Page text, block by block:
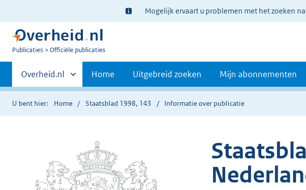
Ter
informatie:
Mogelijk ervaart u problemen met het zoeken
U
Publicaties Officiële publicaties
Primaire
navigatie
Andere
sites
binnen
Overheid.nl Home Uitgebreid zoeken Mijn abonnementen
U bent hier: Home Staatsblad 1998, 143 Informatie over publicatie